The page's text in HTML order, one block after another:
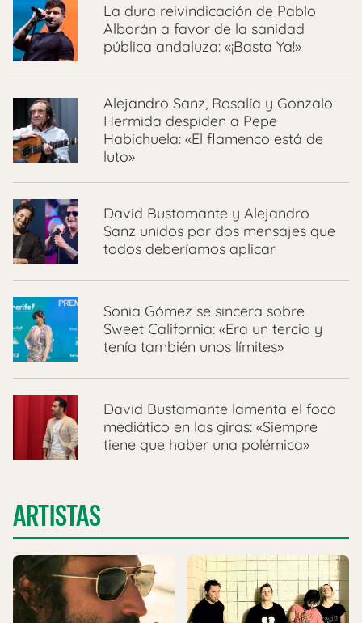
La dura reivindicación de Pablo
Alborán a favor de la sanidad
pública andaluza: «¡Basta Ya!»
Alejandro Sanz, Rosalía y Gonzalo
Hermida despiden a Pepe
Habichuela: «El flamenco está de
luto»
David Bustamante y Alejandro
Sanz unidos por dos mensajes que
todos deberíamos aplicar
Sonia Gómez se sincera sobre
Sweet California: «Era un tercio y
tenía también unos límites»
David Bustamante lamenta el foco
mediático en las giras: «Siempre
tiene que haber una polémica»
ARTISTAS